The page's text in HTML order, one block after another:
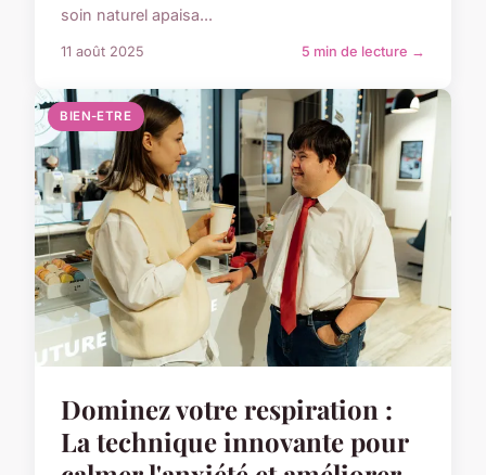
soin naturel apaisa...
11 août 2025 5 min de lecture →
BIEN-ETRE
Dominez votre respiration :
La technique innovante pour